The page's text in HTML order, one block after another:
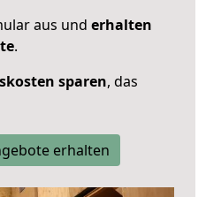
aus und erhalten
.
sparen, das
erhalten